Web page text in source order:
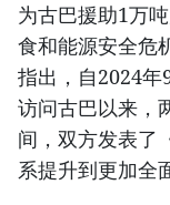
为古巴援助1万
食和能源安全危
指出，自2024
访问古巴以来，
间，双方发表了
系提升到更加全